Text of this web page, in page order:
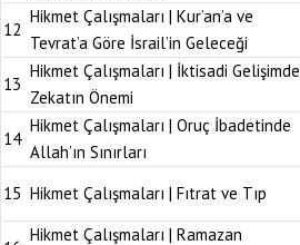
12
Hikmet Çalışmaları | Kur’an’a ve
Tevrat’a Göre İsrail’in Geleceği
13
Hikmet Çalışmaları | İktisadi Gelişimde
Zekatın Önemi
14
Hikmet Çalışmaları | Oruç İbadetinde
Allah’ın Sınırları
15 Hikmet Çalışmaları | Fıtrat ve Tıp
Hikmet Çalışmaları | Ramazan